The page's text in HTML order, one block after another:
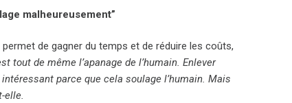
malheureusement”
de gagner du temps et de réduire les coûts,
tout de même l’apanage de l’humain. Enlever
parce que cela soulage l’humain. Mais
elle.